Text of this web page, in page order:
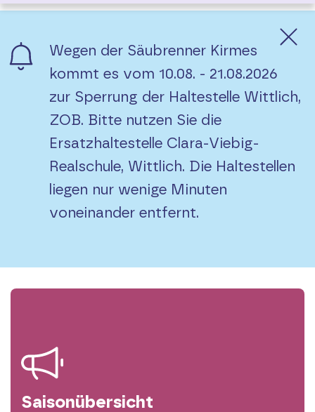
Wegen der Säubrenner Kirmes
kommt es vom 10.08. - 21.08.2026
zur Sperrung der Haltestelle Wittlich,
ZOB. Bitte nutzen Sie die
Ersatzhaltestelle Clara-Viebig-
Realschule, Wittlich. Die Haltestellen
liegen nur wenige Minuten
voneinander entfernt.
Saison­übersicht